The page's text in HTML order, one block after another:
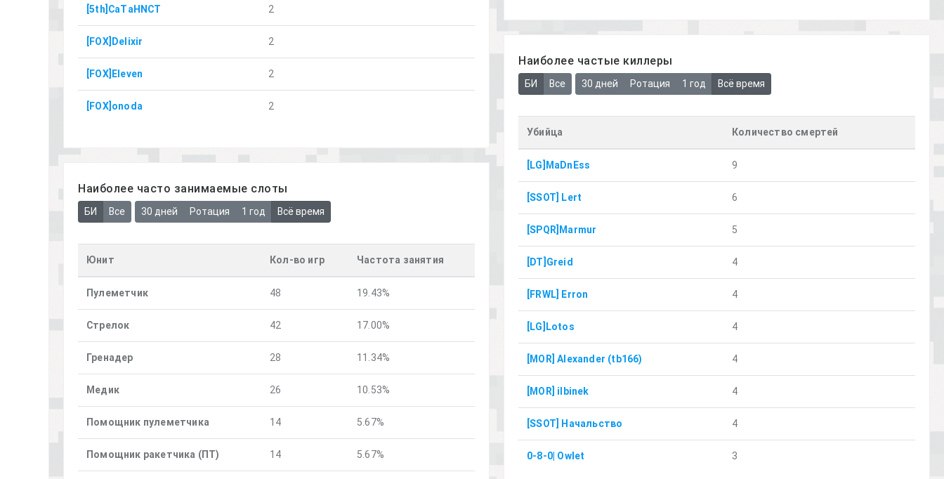
[5th]СaTаНNCT 2
[FOX]Delixir 2
[FOX]Eleven 2
[FOX]onoda 2
Наиболее частые киллеры
БИ Все 30 дней Ротация 1 год Всё время
Убийца Количество смертей
[LG]MaDnEss 9
[SSOT] Lert 6
[SPQR]Marmur 5
[DT]Greid 4
[FRWL] Erron 4
[LG]Lotos 4
[MOR] Alexander (tb166) 4
[MOR] ilbinek 4
[SSOT] Начальство 4
0-8-0| Owlet 3
Наиболее часто занимаемые слоты
БИ Все 30 дней Ротация 1 год Всё время
Юнит Кол-во игр Частота занятия
Пулеметчик 48 19.43%
Стрелок 42 17.00%
Гренадер 28 11.34%
Медик 26 10.53%
Помощник пулеметчика 14 5.67%
Помощник ракетчика (ПТ) 14 5.67%